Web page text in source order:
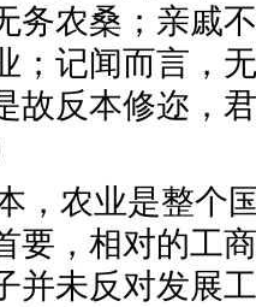
务农桑；亲戚
；记闻而言，
故反本修迩，
）
，农业是整个
要，相对的工
并未反对发展